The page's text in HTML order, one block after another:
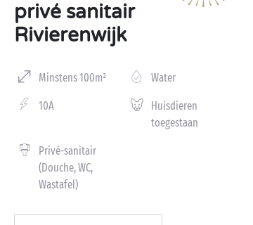
privé sanitair
Rivierenwijk
Minstens 100m² Water
10A
Huisdieren
toegestaan
Privé-sanitair
(Douche, WC,
Wastafel)